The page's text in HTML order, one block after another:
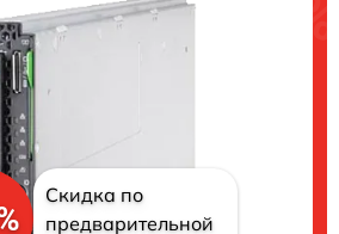
Скидка по
предварительной